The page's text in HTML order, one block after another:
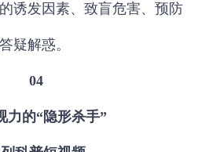
诱发因素、致盲危害、预防
疑解惑。
04
力的“隐形杀手”